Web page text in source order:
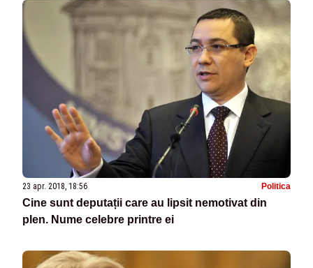
23 apr. 2018, 18:56 Politica
Cine sunt deputații care au lipsit nemotivat din
plen. Nume celebre printre ei